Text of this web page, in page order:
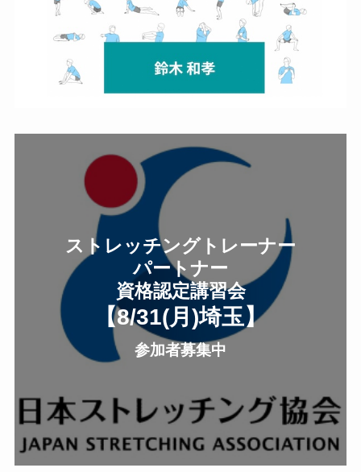
ストレッチングトレーナー
パートナー
資格認定講習会
【8/31(月 )埼玉】
参加者募集中